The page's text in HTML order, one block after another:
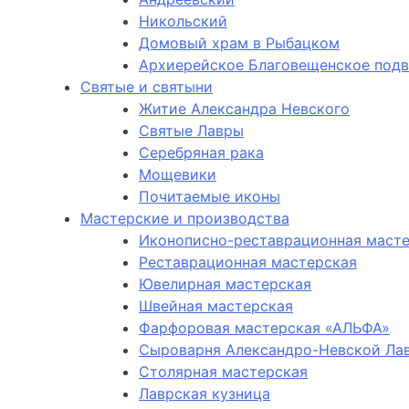
Никольский
Домовый храм в Рыбацком
Архиерейское Благовещенское
Святые и святыни
Житие Александра Невского
Святые Лавры
Серебряная рака
Мощевики
Почитаемые иконы
Мастерские и производства
Иконописно-реставрационная
Реставрационная мастерская
Ювелирная мастерская
Швейная мастерская
Фарфоровая мастерская «АЛЬФА»
Сыроварня Александро-Невской
Столярная мастерская
Лаврская кузница